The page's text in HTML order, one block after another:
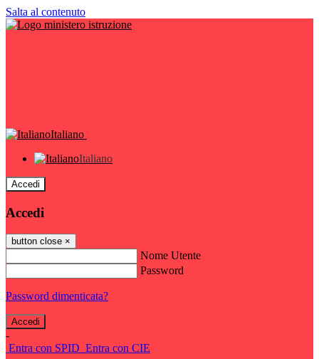
Salta al contenuto
Italiano
Italiano
Accedi
Accedi
button close ×
Nome Utente
Password
Password dimenticata?
-
Entra con SPID Entra con CIE